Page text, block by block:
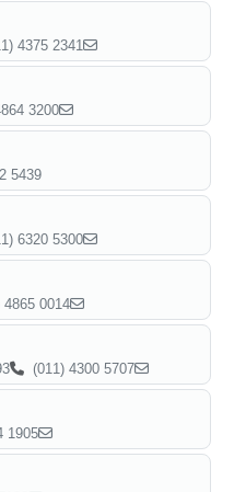
4375 2341
3200
5439
6320 5300
4865 0014
(011) 4300 5707
1905